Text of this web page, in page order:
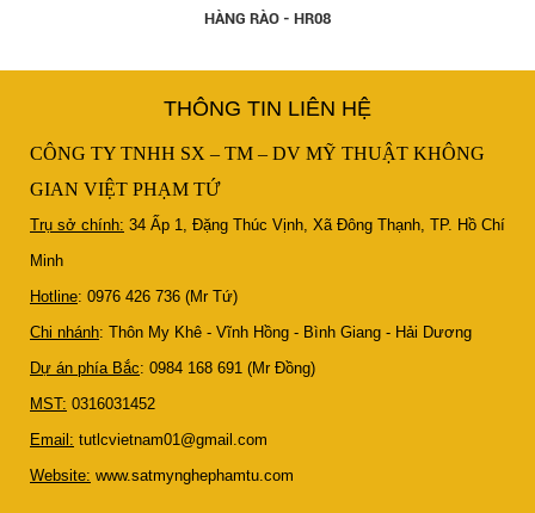
HÀNG RÀO - HR08
THÔNG TIN LIÊN HỆ
CÔNG TY TNHH SX – TM – DV MỸ THUẬT KHÔNG
GIAN VIỆT PHẠM TỨ
Trụ sở chính: 34 Ấp 1, Đặng Thúc Vịnh, Xã Đông Thạnh, TP. Hồ Chí
Minh
Hotline: 0976 426 736 (Mr Tứ)
Chi nhánh: Thôn My Khê - Vĩnh Hồng - Bình Giang - Hải Dương
Dự án phía Bắc: 0984 168 691 (Mr Đồng)
MST: 0316031452
Email: tutlcvietnam01@gmail.com
Website: www.satmynghephamtu.com